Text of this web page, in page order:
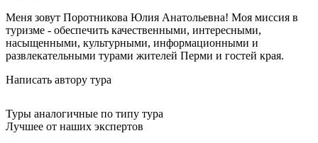
Меня зовут Поротникова Юлия Анатольевна! Моя миссия в
туризме - обеспечить качественными, интересными,
насыщенными, культурными, информационными и
развлекательными турами жителей Перми и гостей края.
Написать автору тура
Туры аналогичные по типу тура
Лучшее от наших экспертов